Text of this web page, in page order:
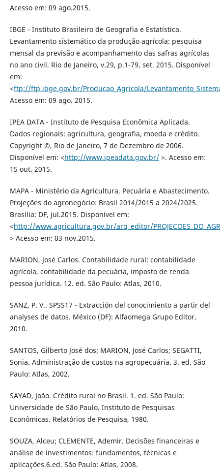
Acesso em: 09 ago.2015.
IBGE - Instituto Brasileiro de Geografia e Estatística.
Levantamento sistemático da produção agrícola: pesquisa
mensal da previsão e acompanhamento das safras agrícolas
no ano civil. Rio de Janeiro, v.29, p.1-79, set. 2015. Disponível
em:
<ftp://ftp.ibge.gov.br/Producao_Agricola/
Acesso em: 09 ago. 2015.
IPEA DATA - Instituto de Pesquisa Econômica Aplicada.
Dados regionais: agricultura, geografia, moeda e crédito.
Copyright ©, Rio de Janeiro, 7 de Dezembro de 2006.
Disponível em: <http://www.ipeadata.gov.br/>. Acesso em:
15 out. 2015.
MAPA - Ministério da Agricultura, Pecuária e Abastecimento.
Projeções do agronegócio: Brasil 2014/2015 a 2024/2025.
Brasília: DF, jul.2015. Disponível em:
<http://www.agricultura.gov.br/arq_editor/
> Acesso em: 03 nov.2015.
MARION, José Carlos. Contabilidade rural: contabilidade
agrícola, contabilidade da pecuária, imposto de renda
pessoa jurídica. 12. ed. São Paulo: Atlas, 2010.
SANZ, P. V.. SPSS17 - Extracción del conocimiento a partir del
analyses de datos. México (DF): Alfaomega Grupo Editor,
2010.
SANTOS, Gilberto José dos; MARION, José Carlos; SEGATTI,
Sonia. Administração de custos na agropecuária. 3. ed. São
Paulo: Atlas, 2002.
SAYAD, João. Crédito rural no Brasil. 1. ed. São Paulo:
Universidade de São Paulo. Instituto de Pesquisas
Econômicas. Relatórios de Pesquisa, 1980.
SOUZA, Alceu; CLEMENTE, Ademir. Decisões financeiras e
análise de investimentos: fundamentos, técnicas e
aplicações.6.ed. São Paulo: Atlas, 2008.